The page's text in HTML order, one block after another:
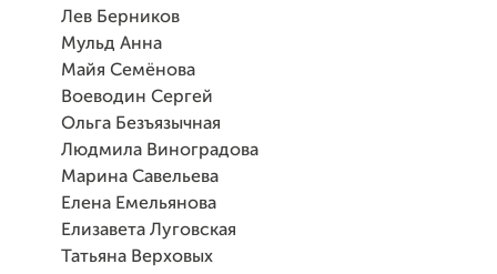
Лев Берников
Мульд Анна
Майя Семёнова
Воеводин Сергей
Ольга Безъязычная
Людмила Виноградова
Марина Савельева
Елена Емельянова
Елизавета Луговская
Татьяна Верховых